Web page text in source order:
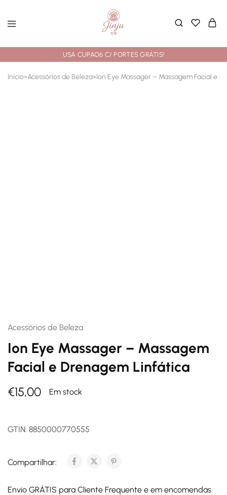
USA CUPAO6 C/ PORTES GRÁTIS!
Início»Acessórios de Beleza»Ion Eye Massager – Massagem Facial e
Acessórios de Beleza
Ion Eye Massager – Massagem
Facial e Drenagem Linfática
€15,00 Em stock
GTIN: 8850000770555
Compartilhar:
Envio GRÁTIS para Cliente Frequente e em encomendas